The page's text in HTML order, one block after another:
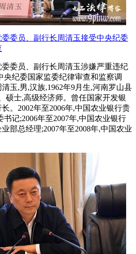
委员、副行长周清玉接受中央纪委
委员、副行长周清玉涉嫌严重违纪
央纪委国家监委纪律审查和监察调
玉,男,汉族,1962年9月生,河南罗山县
硕士,高级经济师。曾任国家开发银
。2002年至2006年,中国农业银行贵
记;2006年至2007年,中国农业银行
部总经理;2007年至2008年,中国农业